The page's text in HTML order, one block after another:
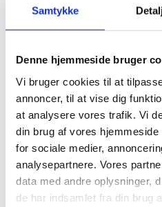
Samtykke
Denne hjemmeside bruger
Vi bruger cookies til at
annoncer, til at vise dig
at analysere vores trafik. Vi
din brug af vores
for sociale medier,
analysepartnere. Vores
data med andre oplysninger,
de har indsamlet fra din brug
Rua do Paiol 4
9000-642 Funchal
Tel. +351 291 761 997
Fax +351 291 742 596
E-mail:ricdia@umgate.dk
Åbningstider: 09:00-18:00
Sprog: Eng.,Fr.,Sp.